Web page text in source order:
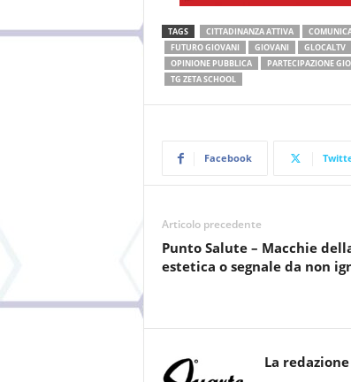
TAGS CITTADINANZA ATTIVA
FUTURO GIOVANI
GIOVANI GLOCALTV
OPINIONE PUBBLICA
PARTECIPAZIONE
TG ZETA SCHOOL
Facebook
Articolo precedente
Punto Salute – Macchie
estetica o segnale da non
La redazione